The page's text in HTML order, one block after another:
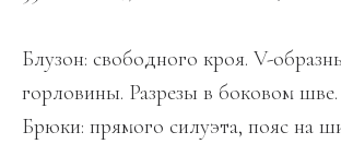
Блузон: свободного кроя. V-
горловины. Разрезы в боковом шве.
Брюки: прямого силуэта, пояс на